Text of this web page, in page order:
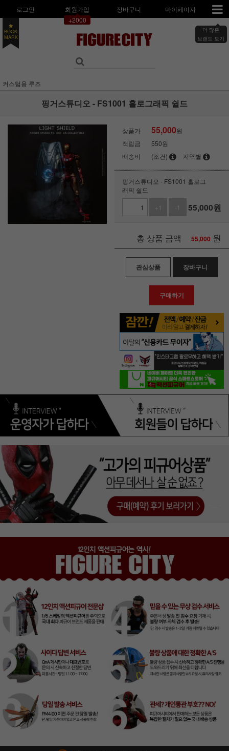
로그인
회원가입
+2000
장바구니 마이페이지
더 많은
BOOK
MARK
커스텀용 루즈
핑거스튜디오 - FS1001 홀로그래픽 쉴드
상품가 55,000원
적립금
550원
배송비
(조건) 지역별
핑거스튜디오 - FS1001 홀로그
래픽 쉴드
+1
-1 55,000원
총 상품 금액 55,000 원
관심상품 장바구니
구매하기